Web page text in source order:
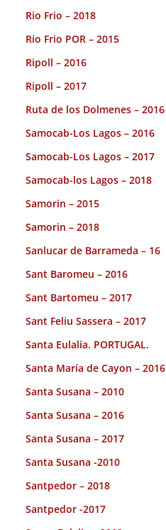
Rio Frio – 2018
Rio Frio POR – 2015
Ripoll – 2016
Ripoll – 2017
Ruta de los Dolmenes – 2016
Samocab-Los Lagos – 2016
Samocab-Los Lagos – 2017
Samocab-los Lagos – 2018
Samorin – 2015
Samorin – 2018
Sanlucar de Barrameda – 16
Sant Baromeu – 2016
Sant Bartomeu – 2017
Sant Feliu Sassera – 2017
Santa Eulalia. PORTUGAL.
Santa María de Cayon – 2016
Santa Susana – 2010
Santa Susana – 2016
Santa Susana – 2017
Santa Susana -2010
Santpedor – 2018
Santpedor -2017